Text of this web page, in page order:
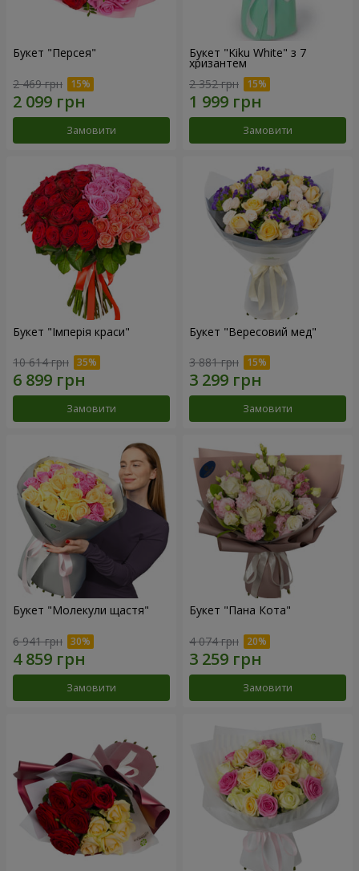
Букет "Персея"
2 469 грн
Замовити
Букет "Kiku White" з 7
хризантем
2 352 грн
Замовити
Букет "Імперія краси"
10 614 грн
Замовити
Букет "Вересовий мед"
3 881 грн
Замовити
Букет "Молекули щастя"
6 941 грн
Замовити
Букет "Пана Кота"
4 074 грн
Замовити